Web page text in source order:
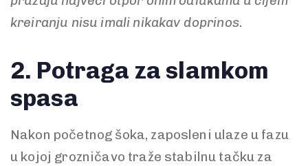
kreiranju nisu imali nikakav doprinos.
2. Potraga za slamkom
spasa
Nakon početnog šoka, zaposleni ulaze u fazu
u kojoj grozničavo traže stabilnu tačku za